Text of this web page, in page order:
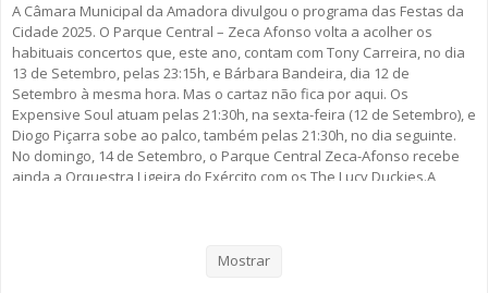
(RE) PENSAMENTOS
ECOMOVE-TE
HISTÓRIAS DE ABRIL
A Câmara Municipal da Amadora divulgou o programa das Festas da
Cidade 2025. O Parque Central – Zeca Afonso volta a acolher os
habituais concertos que, este ano, contam com Tony Carreira, no dia
13 de Setembro, pelas 23:15h, e Bárbara Bandeira, dia 12 de
Setembro à mesma hora. Mas o cartaz não fica por aqui. Os
Expensive Soul atuam pelas 21:30h, na sexta-feira (12 de Setembro), e
Diogo Piçarra sobe ao palco, também pelas 21:30h, no dia seguinte.
No domingo, 14 de Setembro, o Parque Central Zeca-Afonso recebe
ainda a Orquestra Ligeira do Exército com os The Lucy Duckies.A
Limpinho, na Galeria Artur Bual e a segunda edição do Festival É um
Mostrar